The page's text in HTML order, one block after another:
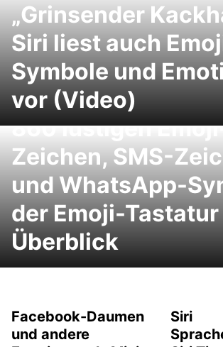
„Grinsender
Siri liest auch
Symbole und
vor (Video)
iPhone, iPad,
Symbole und
860 lustigen
Zeichen, SMS-
und WhatsApp-
der Emoji-Tastatur
Überblick
Facebook-Daumen
und andere
Siri